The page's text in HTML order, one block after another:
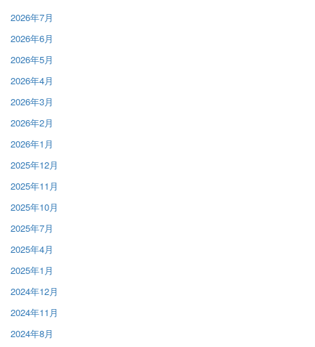
2026年7月
2026年6月
2026年5月
2026年4月
2026年3月
2026年2月
2026年1月
2025年12月
2025年11月
2025年10月
2025年7月
2025年4月
2025年1月
2024年12月
2024年11月
2024年8月